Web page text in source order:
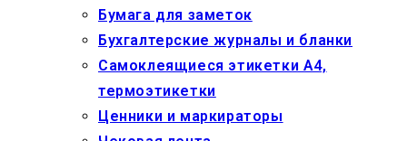
Бумага для заметок
Бухгалтерские журналы и бланки
Самоклеящиеся этикетки А4,
термоэтикетки
Ценники и маркираторы